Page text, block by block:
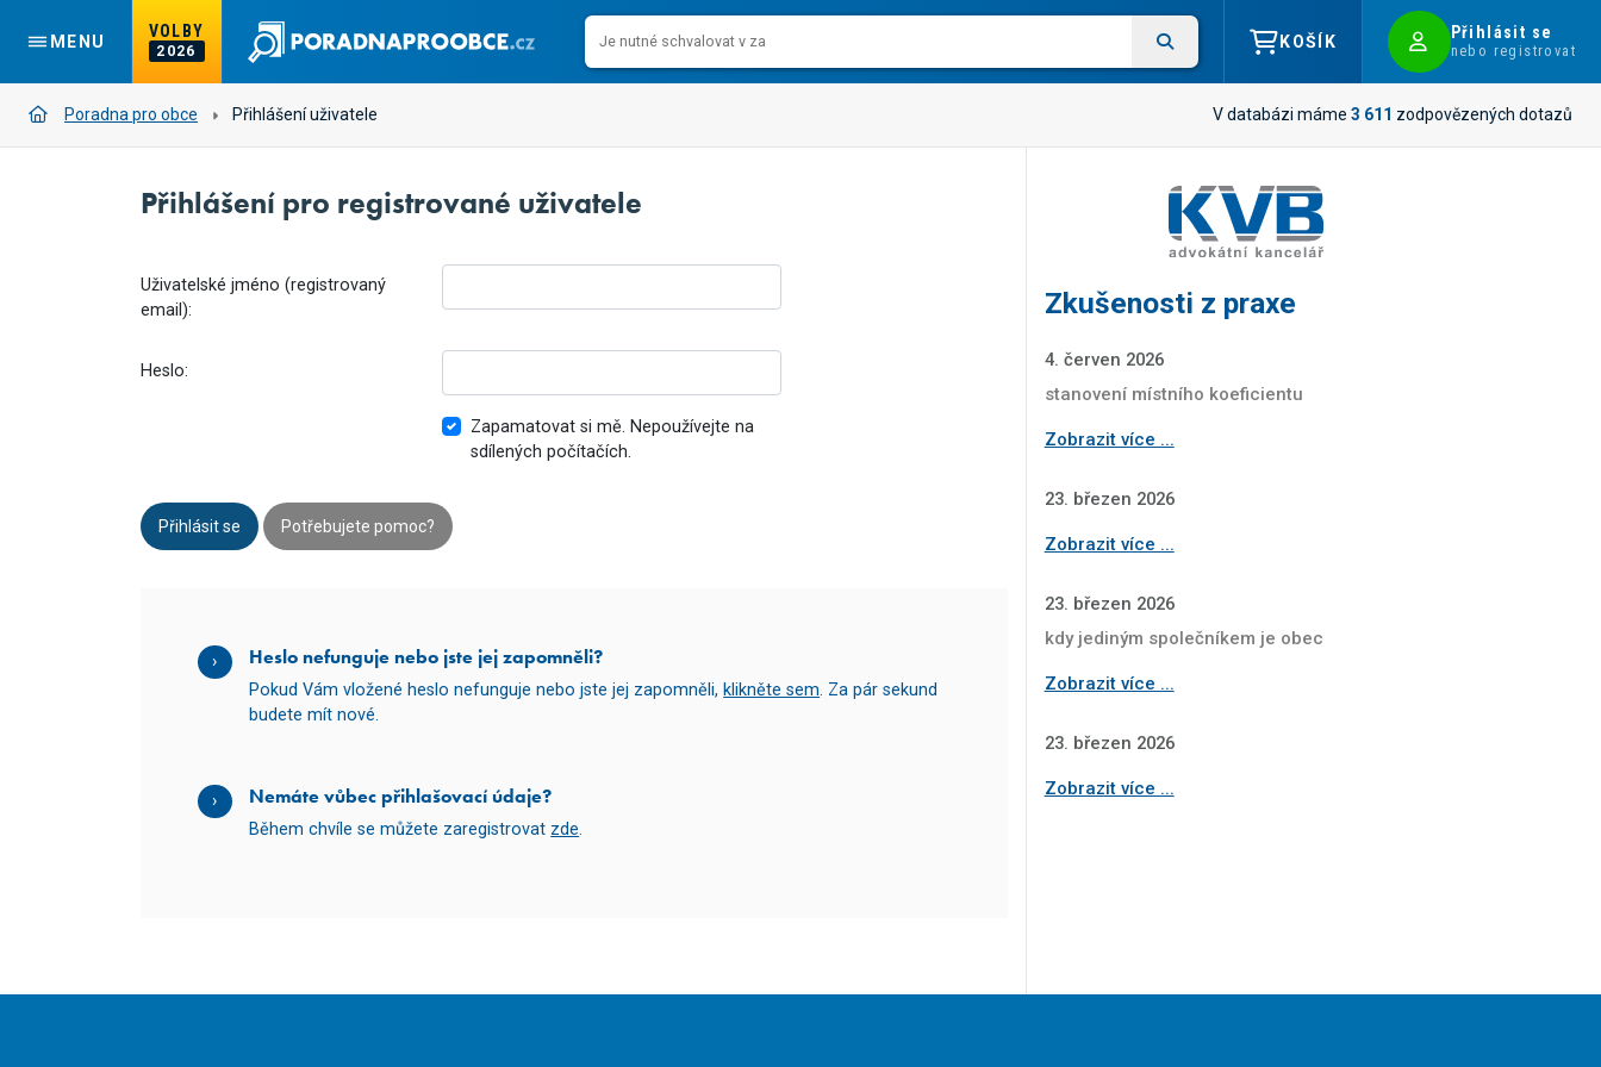
MENU
VOLBY
2026
KOŠÍK Přihlásit se
nebo registrovat
Poradna pro obce Přihlášení uživatele V databázi máme 3 611 zodpovězených dotazů
Přihlášení pro registrované uživatele
Uživatelské jméno (registrovaný
email):
Heslo:
Zapamatovat si mě. Nepoužívejte na
sdílených počítačích.
Přihlásit se Potřebujete pomoc?
Heslo nefunguje nebo jste jej zapomněli?
Pokud Vám vložené heslo nefunguje nebo jste jej zapomněli, klikněte sem. Za pár sekund
budete mít nové.
Nemáte vůbec přihlašovací údaje?
Během chvíle se můžete zaregistrovat zde.
Zkušenosti z praxe
4. červen 2026
stanovení místního koeficientu
Zobrazit více ...
23. březen 2026
Zobrazit více ...
23. březen 2026
kdy jediným společníkem je obec
Zobrazit více ...
23. březen 2026
Zobrazit více ...